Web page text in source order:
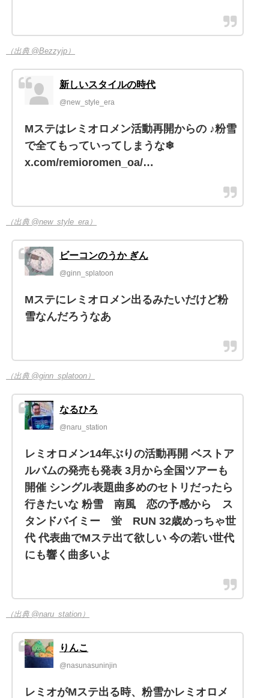
（出典 @Bezzyjp）
新しいスタイルの時代
@new_style_era
Mステはレミオロメン活動再開からの ♪粉雪
で全てもっていってしまうな❄
x.com/remioromen_oa/…
（出典 @new_style_era）
ビーコンのうか ぎん
@ginn_splatoon
Mステにレミオロメン出るみたいだけど粉
雪なんだろうなあ
（出典 @ginn_splatoon）
なるひろ
@naru_station
レミオロメン14年ぶりの活動再開 ベストア
ルバムの発売も発表 3月から全国ツアーも
開催 シングル表題曲多めのセトリだったら
行きたいな 粉雪 南風 恋の予感から ス
タンドバイミー 蛍 RUN 32歳めっちゃ世
代 代表曲でMステ出て欲しい 今の若い世代
にも響く曲多いよ
（出典 @naru_station）
りんこ
@nasunasuninjin
レミオがMステ出る時、粉雪かレミオロメ